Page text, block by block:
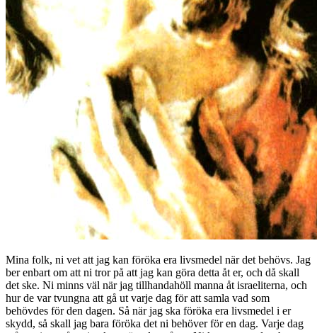
Mina folk, ni vet att jag kan föröka era livsmedel när det behövs. Jag
ber enbart om att ni tror på att jag kan göra detta åt er, och då skall
det ske. Ni minns väl när jag tillhandahöll manna åt israeliterna, och
hur de var tvungna att gå ut varje dag för att samla vad som
behövdes för den dagen. Så när jag ska föröka era livsmedel i er
skydd, så skall jag bara föröka det ni behöver för en dag. Varje dag